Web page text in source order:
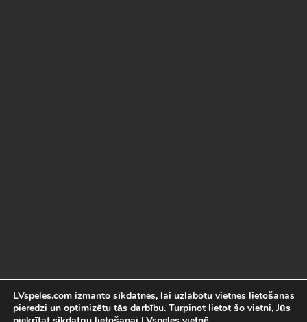
LVspeles.com izmanto sīkdatnes, lai uzlabotu vietnes lietošanas
pieredzi un optimizētu tās darbību. Turpinot lietot šo vietni, Jūs